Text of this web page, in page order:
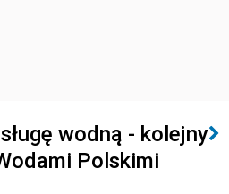
wodną - kolejny
Polskimi